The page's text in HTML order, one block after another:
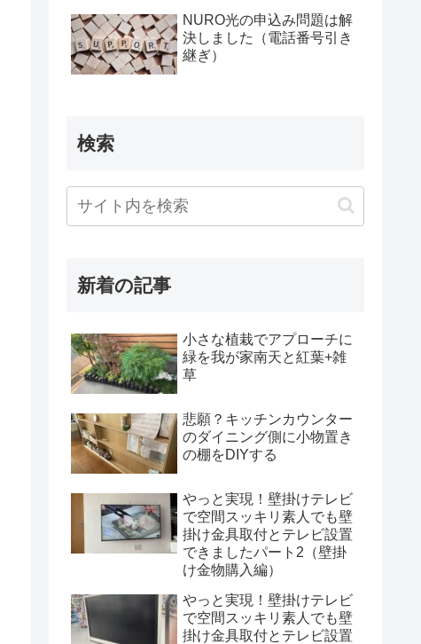
NURO光の申込み問題は解
決しました（電話番号引き
継ぎ）
検索
新着の記事
小さな植栽でアプローチに
緑を我が家南天と紅葉+雑
草
悲願？キッチンカウンター
のダイニング側に小物置き
の棚をDIYする
やっと実現！壁掛けテレビ
で空間スッキリ素人でも壁
掛け金具取付とテレビ設置
できましたパート2（壁掛
け金物購入編）
やっと実現！壁掛けテレビ
で空間スッキリ素人でも壁
掛け金具取付とテレビ設置